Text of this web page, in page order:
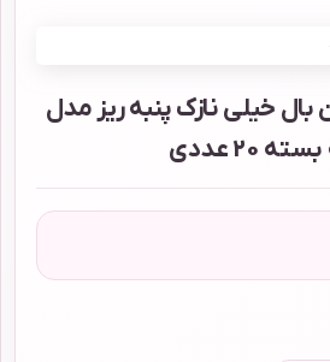
خیلی نازک پنبه ریز مدل